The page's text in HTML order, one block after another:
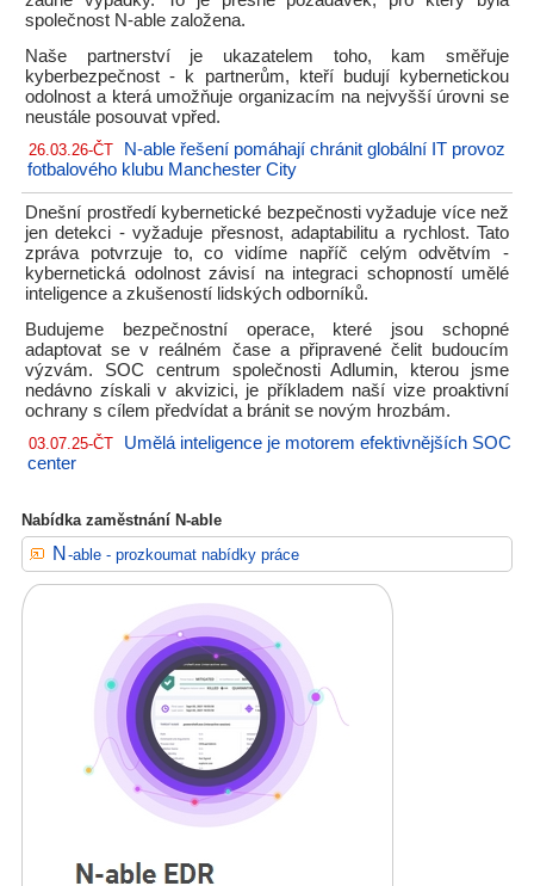
společnost N-able založena.
Naše partnerství je ukazatelem toho, kam směřuje
kyberbezpečnost - k partnerům, kteří budují kybernetickou
odolnost a která umožňuje organizacím na nejvyšší úrovni se
neustále posouvat vpřed.
26.03.26-ČT
N-able řešení pomáhají chránit globální IT provoz
fotbalového klubu Manchester City
Dnešní prostředí kybernetické bezpečnosti vyžaduje více než
jen detekci - vyžaduje přesnost, adaptabilitu a rychlost. Tato
zpráva potvrzuje to, co vidíme napříč celým odvětvím -
kybernetická odolnost závisí na integraci schopností umělé
inteligence a zkušeností lidských odborníků.
Budujeme bezpečnostní operace, které jsou schopné
adaptovat se v reálném čase a připravené čelit budoucím
výzvám. SOC centrum společnosti Adlumin, kterou jsme
nedávno získali v akvizici, je příkladem naší vize proaktivní
ochrany s cílem předvídat a bránit se novým hrozbám.
03.07.25-ČT
Umělá inteligence je motorem efektivnějších SOC
center
Nabídka zaměstnání N-able
N-able - prozkoumat nabídky práce